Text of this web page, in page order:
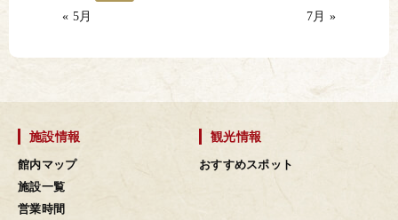
« 5月
7月 »
施設情報
館内マップ
施設一覧
営業時間
観光情報
おすすめスポット